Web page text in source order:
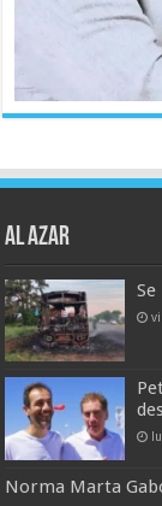
AL AZAR
Norma Marta